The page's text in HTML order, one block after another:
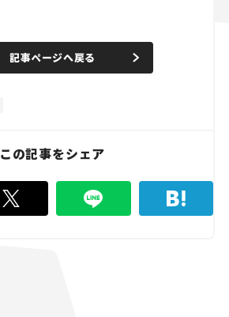
n
e
d
%
記事ページへ戻る
この記事をシェア